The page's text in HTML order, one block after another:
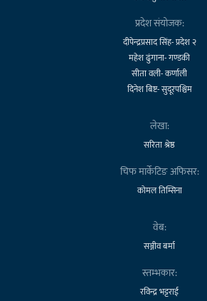
प्रदेश संयोजक:
दीपेन्द्रप्रसाद सिंह- प्रदेश २
महेश ढुंगाना- गण्डकी
सीता वली- कर्णाली
दिनेश बिष्ट- सुदूरपश्चिम
लेखा:
सरिता श्रेष्ठ
चिफ मार्केटिङ अफिसर:
कोमल तिम्सिना
वेब:
सञ्जीव बर्मा
स्तम्भकार:
रविन्द्र भट्टराई